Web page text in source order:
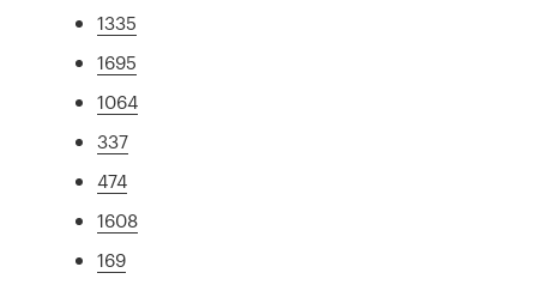
1335
1695
1064
337
474
1608
169